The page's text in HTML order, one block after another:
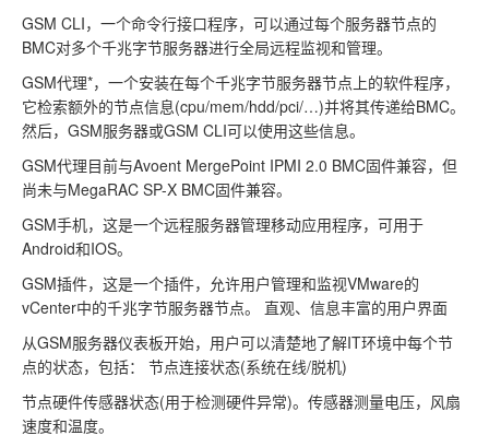
GSM CLI，一个命令行接口程序，可以通过每个服务器节点的
BMC对多个千兆字节服务器进行全局远程监视和管理。
GSM代理*，一个安装在每个千兆字节服务器节点上的软件程序，
它检索额外的节点信息(cpu/mem/hdd/pci/…)并将其传递给BMC。
然后，GSM服务器或GSM CLI可以使用这些信息。
GSM代理目前与Avoent MergePoint IPMI 2.0 BMC固件兼容，但
尚未与MegaRAC SP-X BMC固件兼容。
GSM手机，这是一个远程服务器管理移动应用程序，可用于
Android和IOS。
GSM插件，这是一个插件，允许用户管理和监视VMware的
vCenter中的千兆字节服务器节点。 直观、信息丰富的用户界面
从GSM服务器仪表板开始，用户可以清楚地了解IT环境中每个节
点的状态，包括： 节点连接状态(系统在线/脱机)
节点硬件传感器状态(用于检测硬件异常)。传感器测量电压，风扇
速度和温度。